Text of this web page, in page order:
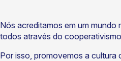
Nós acreditamos em um mundo
todos através do
Por isso, promovemos a